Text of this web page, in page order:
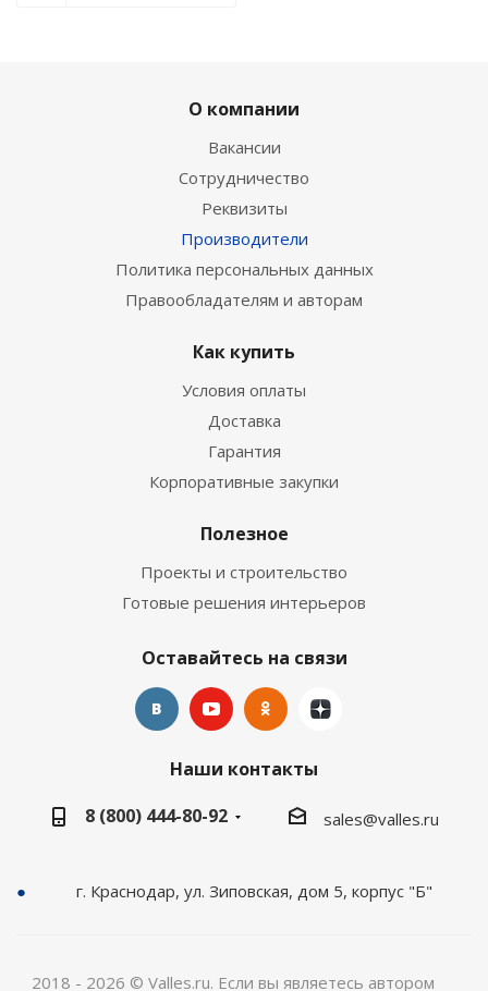
О компании
Вакансии
Сотрудничество
Реквизиты
Производители
Политика персональных данных
Правообладателям и авторам
Как купить
Условия оплаты
Доставка
Гарантия
Корпоративные закупки
Полезное
Проекты и строительство
Готовые решения интерьеров
Оставайтесь на связи
Наши контакты
8 (800) 444-80-92
sales@valles.ru
г. Краснодар, ул. Зиповская, дом 5, корпус "Б"
2018 - 2026 © Valles.ru. Если вы являетесь автором